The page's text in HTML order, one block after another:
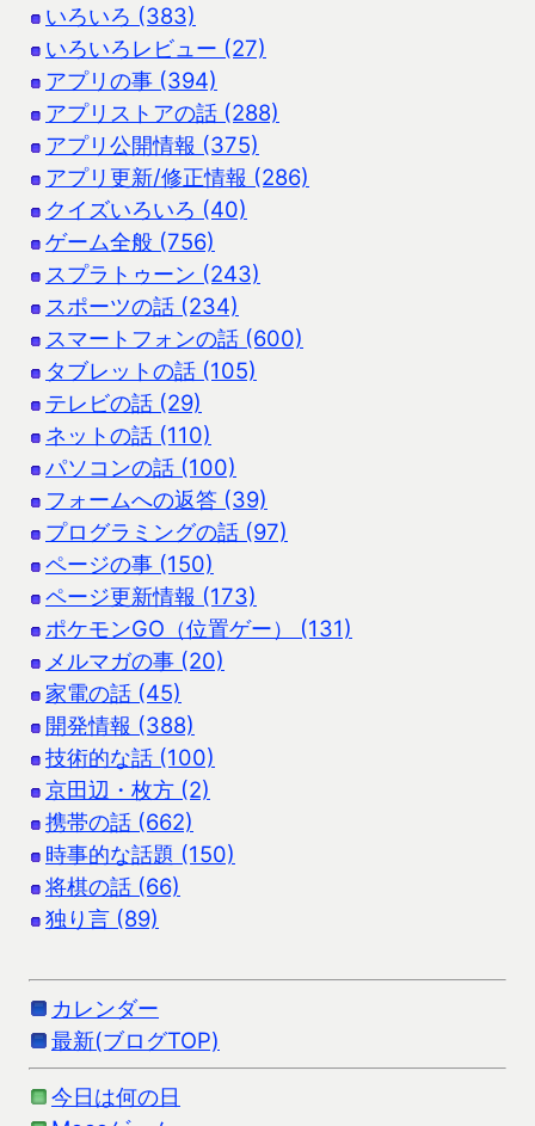
いろいろ (383)
いろいろレビュー (27)
アプリの事 (394)
アプリストアの話 (288)
アプリ公開情報 (375)
アプリ更新/修正情報 (286)
クイズいろいろ (40)
ゲーム全般 (756)
スプラトゥーン (243)
スポーツの話 (234)
スマートフォンの話 (600)
タブレットの話 (105)
テレビの話 (29)
ネットの話 (110)
パソコンの話 (100)
フォームへの返答 (39)
プログラミングの話 (97)
ページの事 (150)
ページ更新情報 (173)
ポケモンGO（位置ゲー） (131)
メルマガの事 (20)
家電の話 (45)
開発情報 (388)
技術的な話 (100)
京田辺・枚方 (2)
携帯の話 (662)
時事的な話題 (150)
将棋の話 (66)
独り言 (89)
カレンダー
最新(ブログTOP)
今日は何の日